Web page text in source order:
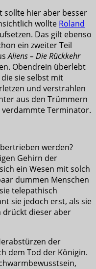
sollte hier aber besser
wollte Roland
Das gilt ebenso
ein zweiter Teil
Aliens – Die Rückkehr
Obendrein überlebt
sie selbst mit
und verstrahlen
aus den Trümmern
verdammte Terminator.
werden?
Gehirn der
ein Wesen mit solch
dummen Menschen
telepathisch
sie jedoch erst, als sie
drückt dieser aber
der
dem Tod der Königin.